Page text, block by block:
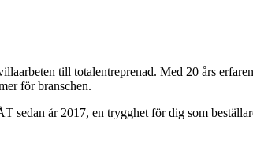
till totalentreprenad. Med 20 års
för branschen.
år 2017, en trygghet för dig som